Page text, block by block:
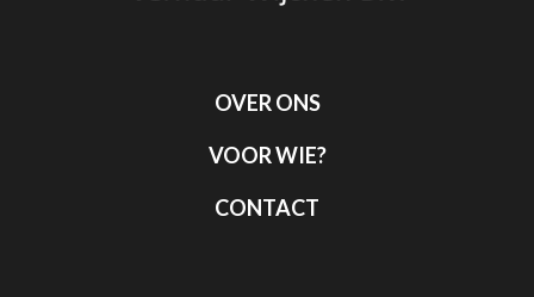
OVER ONS
VOOR WIE?
CONTACT